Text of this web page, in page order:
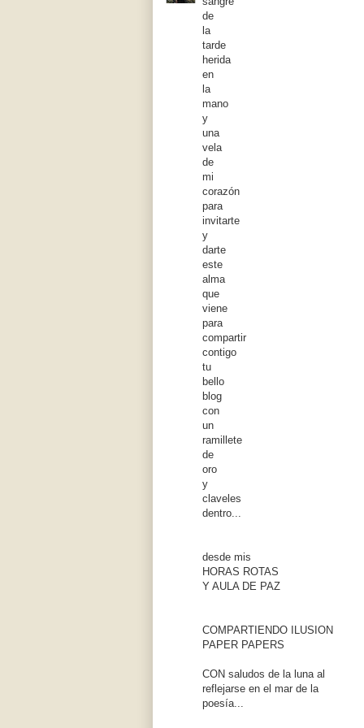
de
la
tarde
herida
en
la
mano
y
una
vela
de
mi
corazón
para
invitarte
y
darte
este
alma
que
viene
para
compartir
contigo
tu
bello
blog
con
un
ramillete
de
oro
y
claveles
dentro...
desde mis
HORAS ROTAS
Y AULA DE PAZ
COMPARTIENDO ILUSION
PAPER PAPERS
CON saludos de la luna al
reflejarse en el mar de la
poesía...